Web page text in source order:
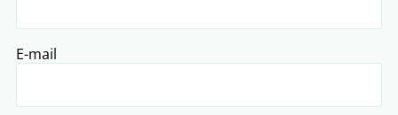
E-mail